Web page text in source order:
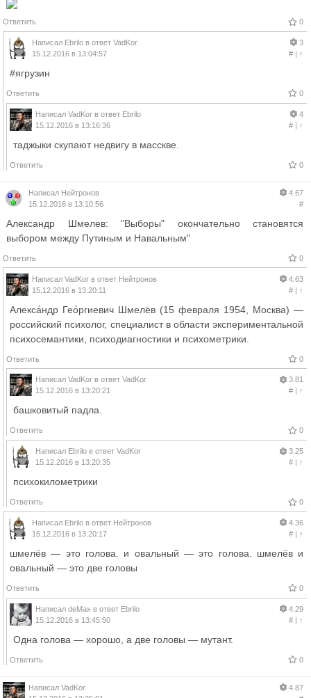
Ответить 0
Написал Ebrilo в ответ VadKor
15.12.2016 в 13:04:57
3
#| ↑
#ягрузин
Ответить 0
Написал VadKor в ответ Ebrilo
15.12.2016 в 13:16:36
4
#| ↑
таджыки скупают недвигу в масскве.
Ответить 0
Написал Нейтронов
15.12.2016 в 13:10:56
4.67
#
Александр Шмелев: "Выборы" окончательно становятся
выбором между Путиным и Навальным"
Ответить 0
Написал VadKor в ответ Нейтронов
15.12.2016 в 13:20:11
4.63
#| ↑
Алекса́ндр Гео́ргиевич Шмелёв (15 февраля 1954, Москва) —
российский психолог, специалист в области экспериментальной
психосемантики, психодиагностики и психометрики.
Ответить 0
Написал VadKor в ответ VadKor
15.12.2016 в 13:20:21
3.81
#| ↑
башковитый падла.
Ответить 0
Написал Ebrilo в ответ VadKor
15.12.2016 в 13:20:35
3.25
#| ↑
психокилометрики
Ответить 0
Написал Ebrilo в ответ Нейтронов
15.12.2016 в 13:20:17
4.36
#| ↑
шмелёв — это голова. и овальный — это голова. шмелёв и
овальный — это две головы
Ответить 0
Написал deMax в ответ Ebrilo
15.12.2016 в 13:45:50
4.29
#| ↑
Одна голова — хорошо, а две головы — мутант.
Ответить 0
Написал VadKor
4.87